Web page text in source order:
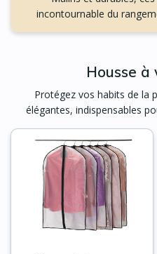
incontournable du
Housse à
Protégez vos habits de la
élégantes, indispensables